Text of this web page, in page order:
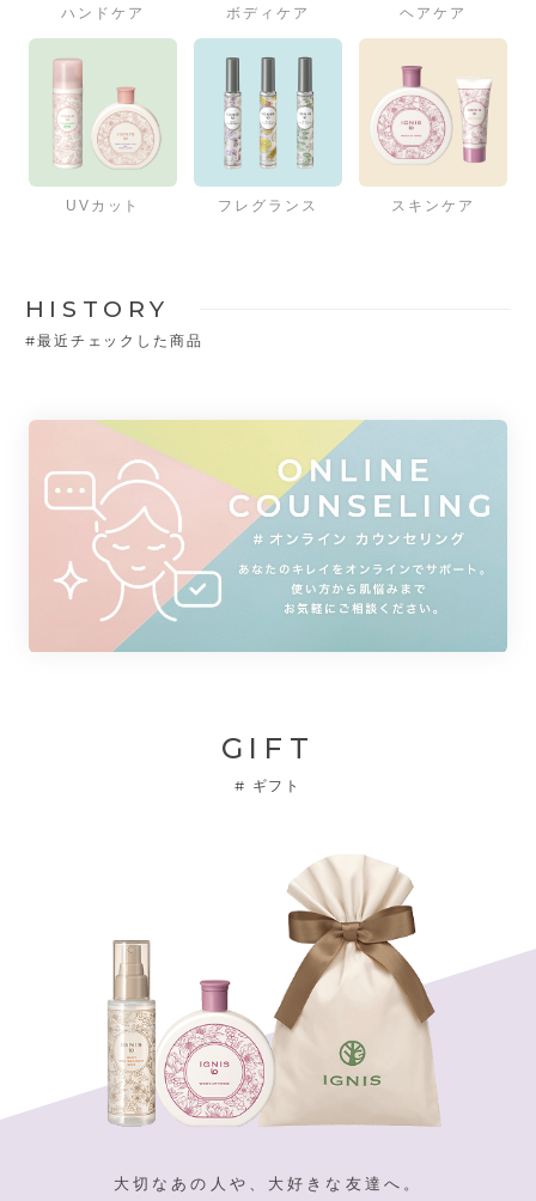
ハンドケア ボディケア ヘアケア
UVカット フレグランス スキンケア
HISTORY
#最近チェックした商品
GIFT
# ギフト
大切なあの人や、大好きな友達へ。